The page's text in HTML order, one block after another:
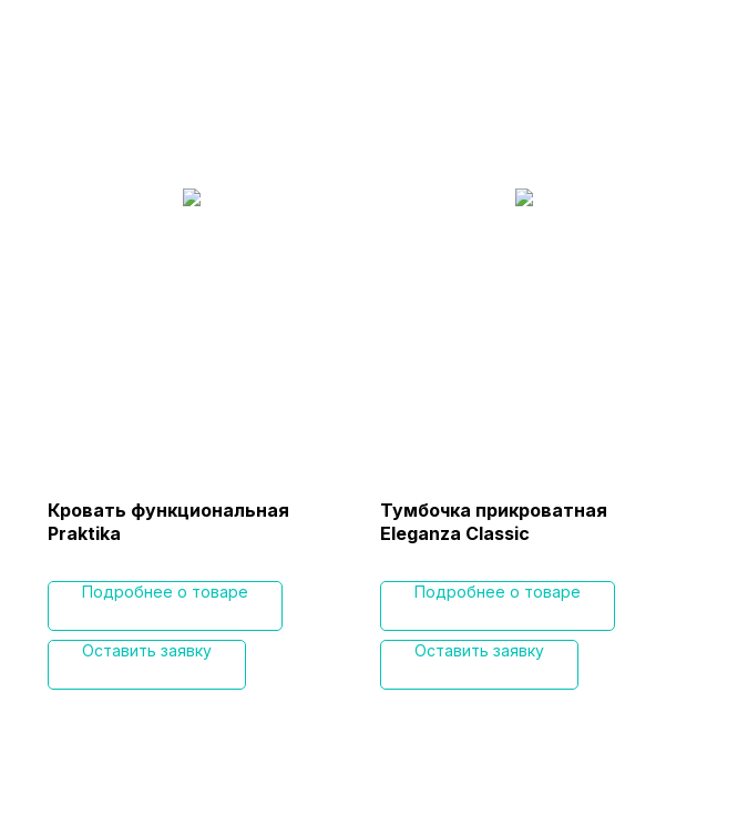
Кровать функциональная
Praktika
Подробнее о товаре
Оставить заявку
Тумбочка прикроватная
Eleganza Classic
Подробнее о товаре
Оставить заявку